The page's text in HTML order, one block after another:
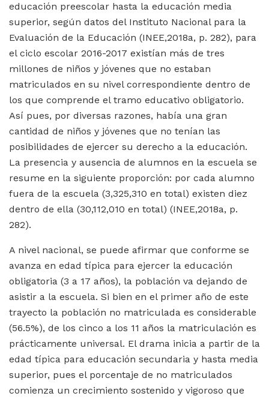
educación preescolar hasta la educación media
superior, según datos del Instituto Nacional para la
Evaluación de la Educación (INEE,2018a, p. 282), para
el ciclo escolar 2016-2017 existían más de tres
millones de niños y jóvenes que no estaban
matriculados en su nivel correspondiente dentro de
los que comprende el tramo educativo obligatorio.
Así pues, por diversas razones, había una gran
cantidad de niños y jóvenes que no tenían las
posibilidades de ejercer su derecho a la educación.
La presencia y ausencia de alumnos en la escuela se
resume en la siguiente proporción: por cada alumno
fuera de la escuela (3,325,310 en total) existen diez
dentro de ella (30,112,010 en total) (INEE,2018a, p.
282).
A nivel nacional, se puede afirmar que conforme se
avanza en edad típica para ejercer la educación
obligatoria (3 a 17 años), la población va dejando de
asistir a la escuela. Si bien en el primer año de este
trayecto la población no matriculada es considerable
(56.5%), de los cinco a los 11 años la matriculación es
prácticamente universal. El drama inicia a partir de la
edad típica para educación secundaria y hasta media
superior, pues el porcentaje de no matriculados
comienza un crecimiento sostenido y vigoroso que